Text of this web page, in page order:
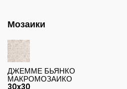
Мозаики
ДЖЕММЕ БЬЯНКО
МАКРОМОЗАИКО
30x30